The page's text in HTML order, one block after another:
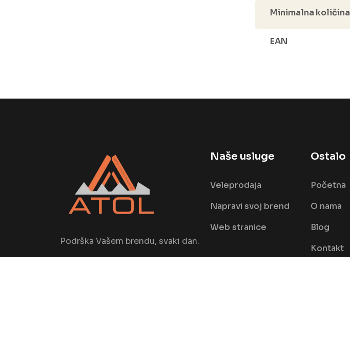
Minimalna količina
EAN
Podrška Vašem brendu, svaki dan.
Naše usluge
Veleprodaja
Napravi svoj brend
Web stranice
Ostalo
Početna
O nama
Blog
Kontakt